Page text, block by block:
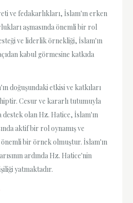
ve fedakarlıkları, İslam'ın erken
aşmasında önemli bir rol
ve liderlik örnekliği, İslam'ın
kabul görmesine katkıda
doğuşundaki etkisi ve katkıları
Cesur ve kararlı tutumuyla
destek olan Hz. Hatice, İslam'ın
aktif bir rol oynamış ve
bir örnek olmuştur. İslam'ın
ardında Hz. Hatice'nin
yatmaktadır.